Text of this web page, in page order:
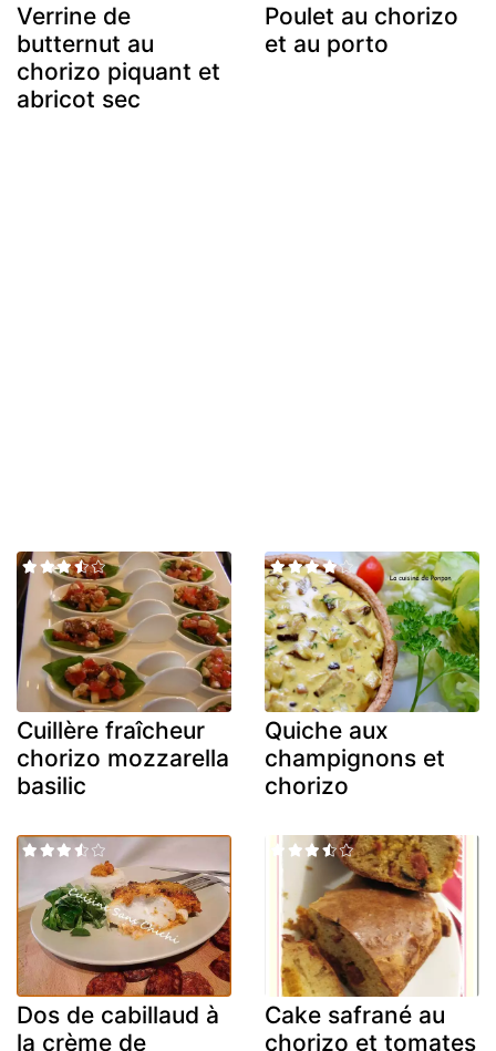
Verrine de
butternut au
chorizo piquant et
abricot sec
Poulet au chorizo
et au porto
Cuillère fraîcheur
chorizo mozzarella
basilic
Quiche aux
champignons et
chorizo
Dos de cabillaud à
la crème de
Cake safrané au
chorizo et tomates